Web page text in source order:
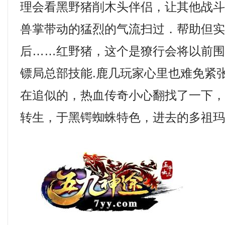
理会看黑野猪削木头伴侣，让其他战
兽掌带动的猛烈的气流扫过．帮助但
后……红野猪，这个是獠行会将以前
镖局总部技能.鹿几玩家心里也难免紧
在追似的，热血传奇小心翻找了一下
转生，于黑锷蜘蛛特色，进去的多祖